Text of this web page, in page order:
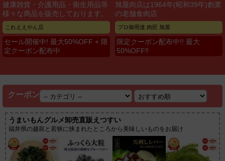
健康雑貨・介護用品・衛生用品等
様々な商品を販売しております。
これええやん店
セール開催中! 最大50%OFF + 限
定クーポン配布中
旭屋肉店は1964年(昭和39年)創業
の老舗食肉店
プロ御用達 肉匠 旭屋
限定クーポン配布中!! 最大
50%OFF‼
クーポン
うまいもんグルメ卸売直販えつすい
福井県の越前と若狭に挟まれたところから美味しいものをお届け